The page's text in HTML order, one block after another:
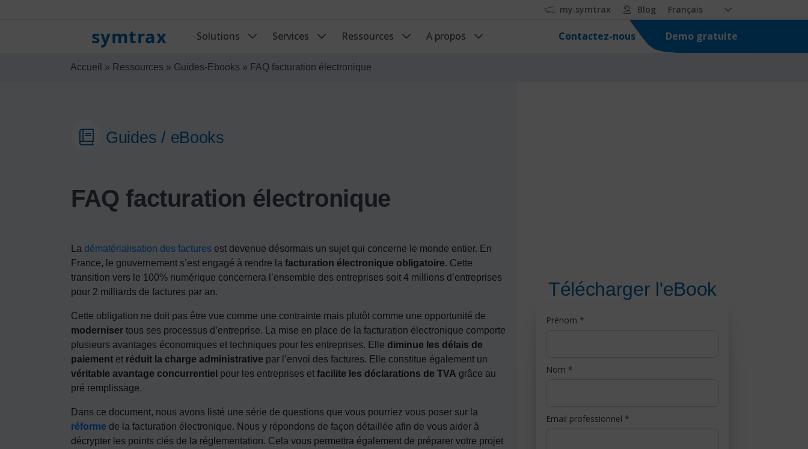
my.symtrax Blog Français
symtrax Solutions Services Ressources A propos Contactez-nous Demo gratuite
Accueil » Ressources » Guides-Ebooks » FAQ facturation électronique
Guides / eBooks
FAQ facturation électronique
La dématérialisation des factures est devenue désormais un sujet qui concerne le monde entier. En
France, le gouvernement s’est engagé à rendre la facturation électronique obligatoire. Cette
transition vers le 100% numérique concernera l’ensemble des entreprises soit 4 millions d’entreprises
pour 2 milliards de factures par an.
Cette obligation ne doit pas être vue comme une contrainte mais plutôt comme une opportunité de
moderniser tous ses processus d’entreprise. La mise en place de la facturation électronique comporte
plusieurs avantages économiques et techniques pour les entreprises. Elle diminue les délais de
paiement et réduit la charge administrative par l’envoi des factures. Elle constitue également un
véritable avantage concurrentiel pour les entreprises et facilite les déclarations de TVA grâce au
pré remplissage.
Dans ce document, nous avons listé une série de questions que vous pourriez vous poser sur la
réforme de la facturation électronique. Nous y répondons de façon détaillée afin de vous aider à
décrypter les points clés de la réglementation. Cela vous permettra également de préparer votre projet
Télécharger l'eBook
Prénom *
Nom *
Email professionnel *